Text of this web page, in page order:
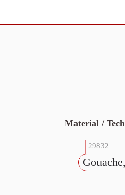
Material /
29832